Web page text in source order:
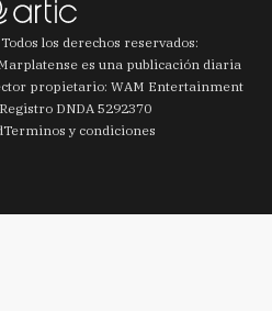
los derechos reservados:
es una publicación diaria
propietario: WAM Entertainment
DNDA 5292370
Terminos y condiciones